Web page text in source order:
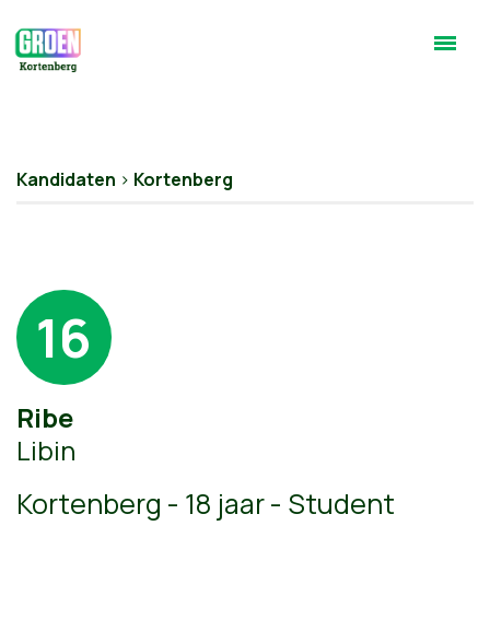
Kandidaten > Kortenberg
16
Ribe
Libin
Kortenberg - 18 jaar - Student